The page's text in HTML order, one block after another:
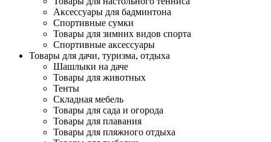
Аксессуары для бадминтона
Спортивные сумки
Товары для зимних видов спорта
Спортивные аксессуары
Товары для дачи, туризма, отдыха
Шашлыки на даче
Товары для животных
Тенты
Складная мебель
Товары для сада и огорода
Товары для плавания
Товары для пляжного отдыха